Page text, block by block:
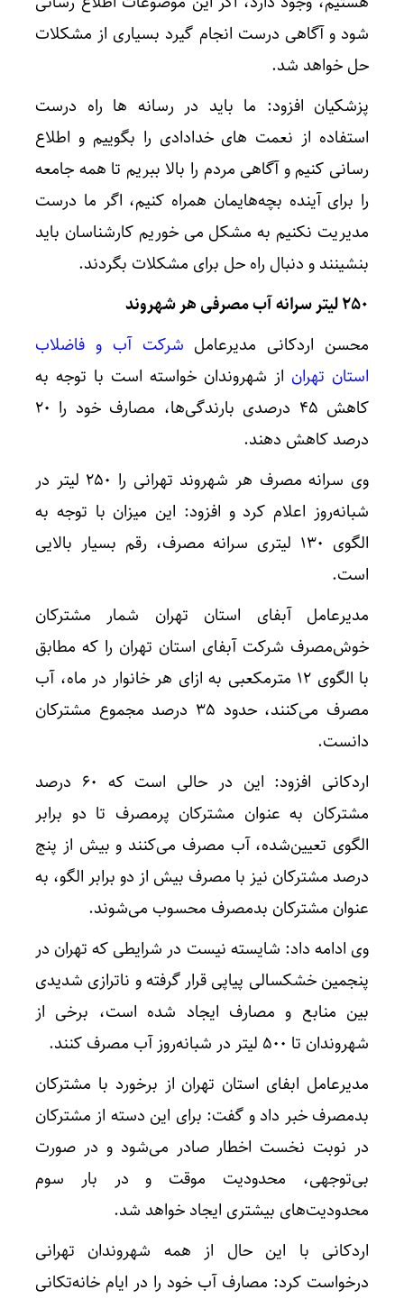
شود و آگاهی درست انجام گیرد بسیاری از مشکلات
حل خواهد شد.
پزشکیان افزود: ما باید در رسانه ها راه درست
استفاده از نعمت های خدادادی را بگوییم و اطلاع
رسانی کنیم و آگاهی مردم را بالا ببریم تا همه جامعه
را برای آینده بچه‌هایمان همراه کنیم، اگر ما درست
مدیریت نکنیم به مشکل می خوریم کارشناسان باید
بنشینند و دنبال راه حل برای مشکلات بگردند.
۲۵۰ لیتر سرانه آب مصرفی هر شهروند
محسن اردکانی مدیرعامل شرکت آب و فاضلاب
استان تهران از شهروندان خواسته است با توجه به
کاهش ۴۵ درصدی بارندگی‌ها، مصارف خود را ۲۰
درصد کاهش دهند.
وی سرانه مصرف هر شهروند تهرانی را ۲۵۰ لیتر در
شبانه‌روز اعلام کرد و افزود: این میزان با توجه به
الگوی ۱۳۰ لیتری سرانه مصرف، رقم بسیار بالایی
است.
مدیرعامل آبفای استان تهران شمار مشترکان
خوش‌مصرف شرکت آبفای استان تهران را که مطابق
با الگوی ۱۲ مترمکعبی به ازای هر خانوار در ماه، آب
مصرف می‌کنند، حدود ۳۵ درصد مجموع مشترکان
دانست.
اردکانی افزود: این در حالی است که ۶۰ درصد
مشترکان به عنوان مشترکان پرمصرف تا دو برابر
الگوی تعیین‌شده، آب مصرف می‌کنند و بیش از پنج
درصد مشترکان نیز با مصرف بیش از دو برابر الگو، به
عنوان مشترکان بدمصرف محسوب می‌شوند.
وی ادامه داد: شایسته نیست در شرایطی که تهران در
پنجمین خشکسالی پیاپی قرار گرفته و ناترازی شدیدی
بین منابع و مصارف ایجاد شده است، برخی از
شهروندان تا ۵۰۰ لیتر در شبانه‌روز آب مصرف کنند.
مدیرعامل ابفای استان تهران از برخورد با مشترکان
بدمصرف خبر داد و گفت: برای این دسته از مشترکان
در نوبت نخست اخطار صادر می‌شود و در صورت
بی‌توجهی، محدودیت موقت و در بار سوم
محدودیت‌های بیشتری ایجاد خواهد شد.
اردکانی با این حال از همه شهروندان تهرانی
درخواست کرد: مصارف آب خود را در ایام خانه‌تکانی